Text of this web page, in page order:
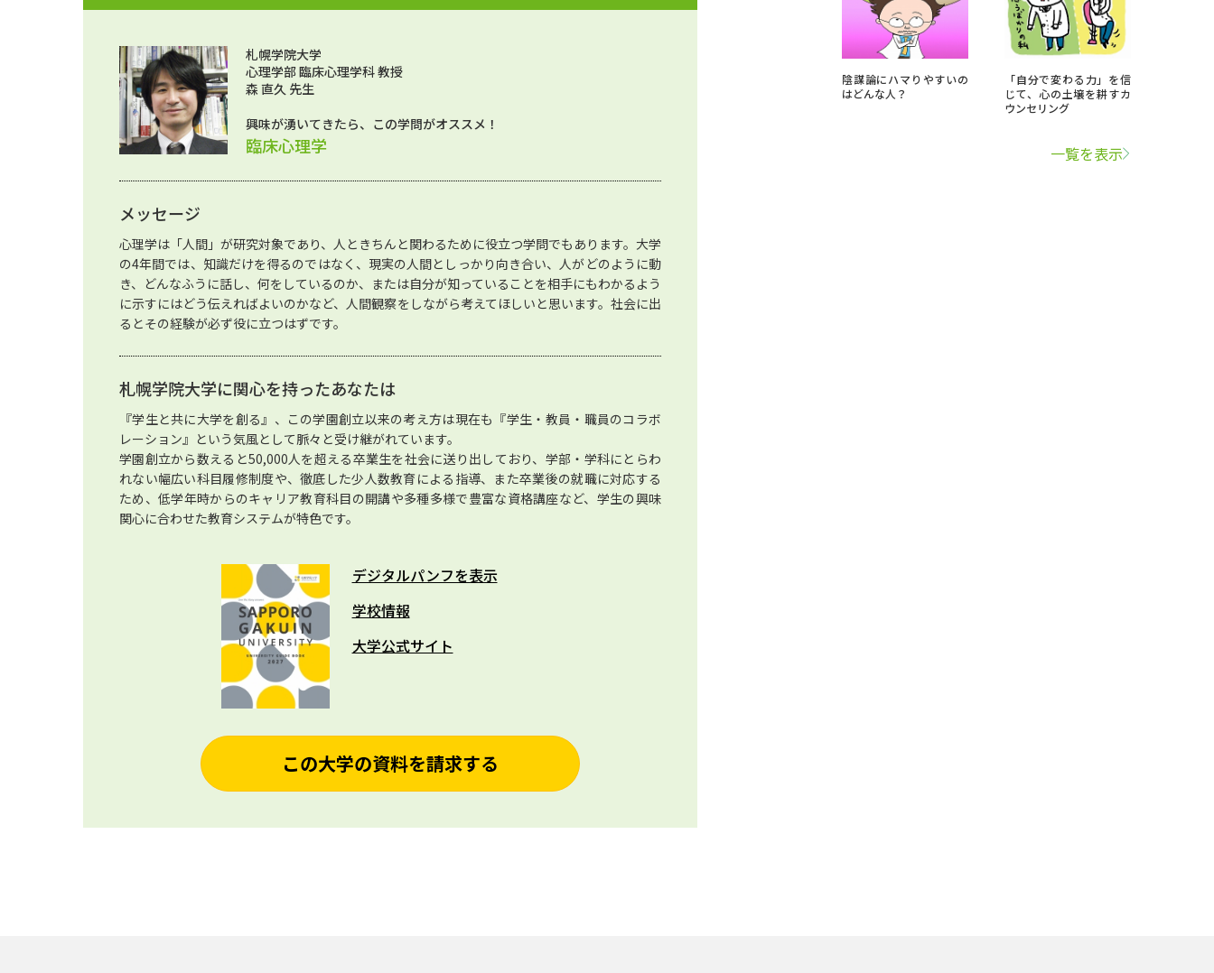
札幌学院大学
心理学部 臨床心理学科 教授
森 直久 先生
興味が湧いてきたら、この学問がオススメ！
臨床心理学
メッセージ
心理学は「人間」が研究対象であり、人ときちんと関わるために役立つ学問でもあります。大学
の4年間では、知識だけを得るのではなく、現実の人間としっかり向き合い、人がどのように動
き、どんなふうに話し、何をしているのか、または自分が知っていることを相手にもわかるよう
に示すにはどう伝えればよいのかなど、人間観察をしながら考えてほしいと思います。社会に出
るとその経験が必ず役に立つはずです。
札幌学院大学に関心を持ったあなたは
『学生と共に大学を創る』、この学園創立以来の考え方は現在も『学生・教員・職員のコラボ
レーション』という気風として脈々と受け継がれています。
学園創立から数えると50,000人を超える卒業生を社会に送り出しており、学部・学科にとらわ
れない幅広い科目履修制度や、徹底した少人数教育による指導、また卒業後の就職に対応する
ため、低学年時からのキャリア教育科目の開講や多種多様で豊富な資格講座など、学生の興味
関心に合わせた教育システムが特色です。
デジタルパンフを表示
学校情報
大学公式サイト
この大学の資料を請求する
陰謀論にハマりやすいの
はどんな人？
「自分で変わる力」を信
じて、心の土壌を耕すカ
ウンセリング
一覧を表示